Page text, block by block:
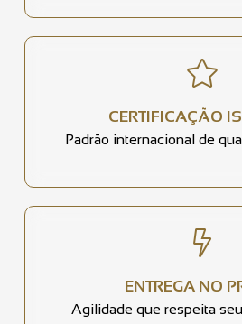
CERTIFICAÇÃO
Padrão internacional de
ENTREGA NO
Agilidade que respeita